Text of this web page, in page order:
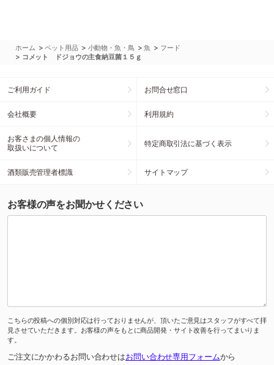
ホーム >ペット用品 > 小動物・魚・鳥 >魚 > フード
> コメット ドジョウの主食納豆菌１５ｇ
ご利用ガイド お問合せ窓口
会社概要 利用規約
お客さまの個人情報の
取扱いについて
特定商取引法に基づく表示
酒類販売管理者標識 サイトマップ
お客様の声をお聞かせください
こちらの投稿への個別対応は行っておりませんが、頂いたご意見はスタッフがすべて拝
見させていただきます。お客様の声をもとに商品開発・サイト改善を行ってまいりま
す。
ご注文にかかわるお問い合わせはお問い合わせ専用フォームから